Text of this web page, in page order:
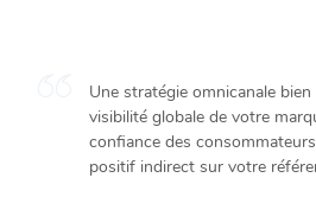
Une stratégie omnicanale
visibilité globale de votre
confiance des
positif indirect sur votre